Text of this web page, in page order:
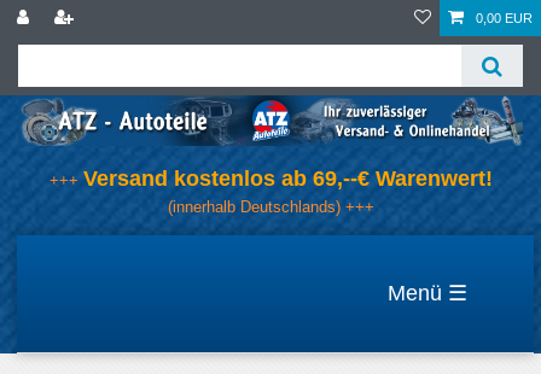
0,00 EUR
+++ Versand kostenlos ab 69,--€ Warenwert!
(innerhalb Deutschlands) +++
☰